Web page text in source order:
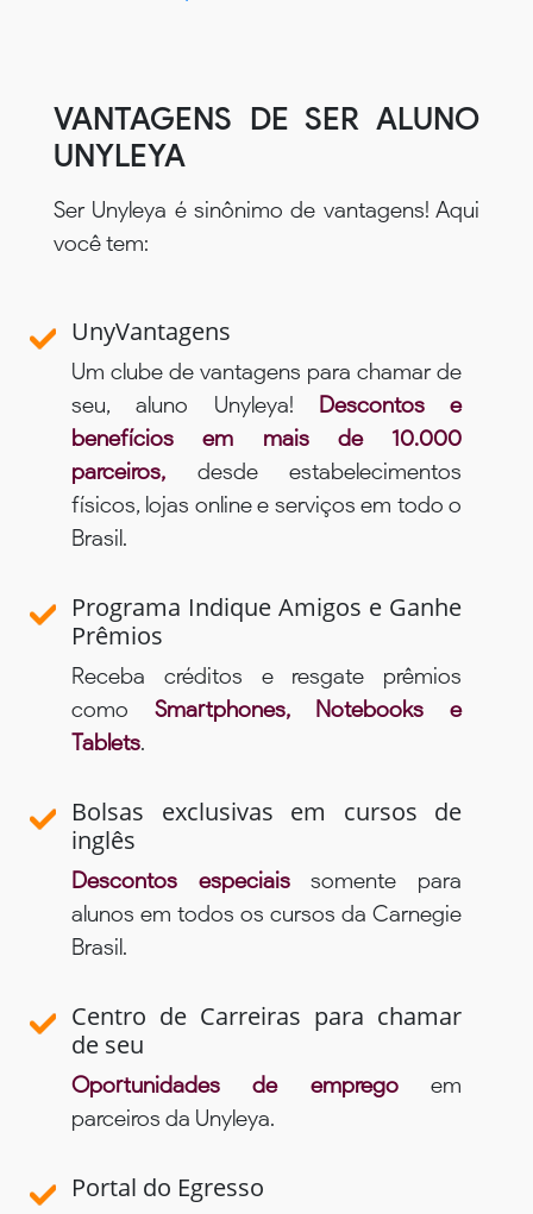
VANTAGENS DE SER ALUNO
UNYLEYA
Ser Unyleya é sinônimo de vantagens! Aqui
você tem:
UnyVantagens
Um clube de vantagens para chamar de
seu, aluno Unyleya! Descontos e
benefícios em mais de 10.000
parceiros, desde estabelecimentos
físicos, lojas online e serviços em todo o
Brasil.
Programa Indique Amigos e Ganhe
Prêmios
Receba créditos e resgate prêmios
como Smartphones, Notebooks e
Tablets.
Bolsas exclusivas em cursos de
inglês
Descontos especiaissomente para
alunos em todos os cursos da Carnegie
Brasil.
Centro de Carreiras para chamar
de seu
Oportunidades de empregoem
parceiros da Unyleya.
Portal do Egresso